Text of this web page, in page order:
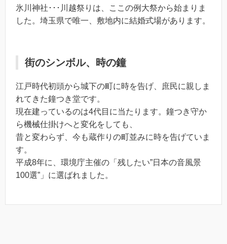
氷川神社･･･川越祭りは、ここの例大祭から始まりま
した。埼玉県で唯一、敷地内に結婚式場があります。
街のシンボル、時の鐘
江戸時代初頭から城下の町に時を告げ、庶民に親しま
れてきた鐘つき堂です。
現在建っているのは4代目に当たります。鐘つき守か
ら機械仕掛けへと変化をしても、
昔と変わらず、今も蔵作りの町並みに時を告げていま
す。
平成8年に、環境庁主催の「残したい”日本の音風景
100選”」に選ばれました。